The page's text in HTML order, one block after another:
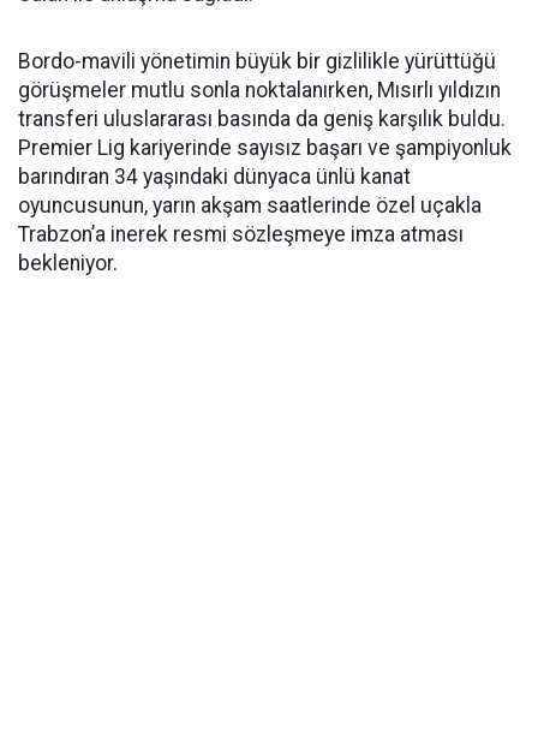
Bordo-mavili yönetimin büyük bir gizlilikle yürüttüğü
görüşmeler mutlu sonla noktalanırken, Mısırlı yıldızın
transferi uluslararası basında da geniş karşılık buldu.
Premier Lig kariyerinde sayısız başarı ve şampiyonluk
barındıran 34 yaşındaki dünyaca ünlü kanat
oyuncusunun, yarın akşam saatlerinde özel uçakla
Trabzon’a inerek resmi sözleşmeye imza atması
bekleniyor.